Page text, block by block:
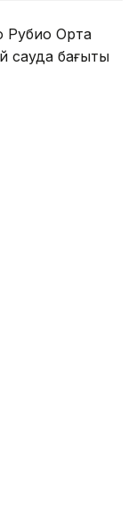
Рубио Орта
сауда бағыты
қолдау